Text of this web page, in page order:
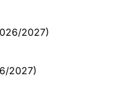
2027)
2027)